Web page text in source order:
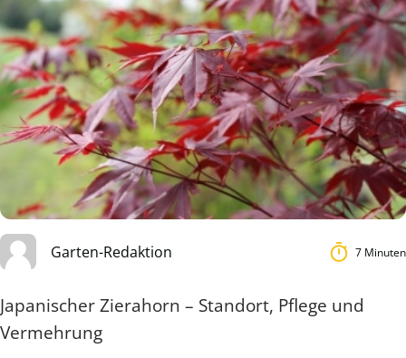
Garten-Redaktion 7 Minuten
Japanischer Zierahorn – Standort, Pflege und
Vermehrung